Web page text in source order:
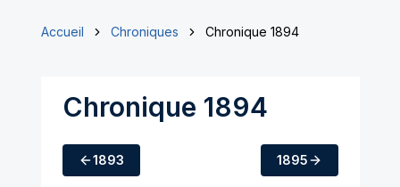
Accueil Chroniques Chronique 1894
Chronique 1894
1893 1895